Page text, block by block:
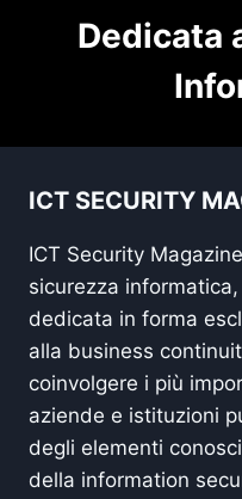
Dedicata
ICT SECURITY
ICT Security
sicurezza
dedicata in forma
alla business
coinvolgere i più
aziende e istituzioni
degli elementi
della information